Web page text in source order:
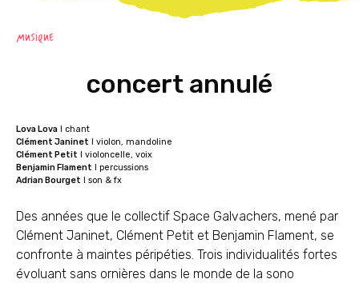
MUSIQUE
concert annulé
Lova Lova I chant
Clément Janinet I violon, mandoline
Clément Petit I violoncelle, voix
Benjamin Flament I percussions
Adrian Bourget I son & fx
Des années que le collectif Space Galvachers, mené par
Clément Janinet, Clément Petit et Benjamin Flament, se
confronte à maintes péripéties. Trois individualités fortes
évoluant sans ornières dans le monde de la sono